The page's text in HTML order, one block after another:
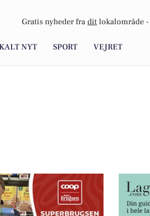
Gratis nyheder fra dit lokalområde -
NYT SPORT VEJRET